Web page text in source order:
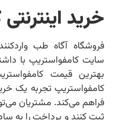
خرید اینترنتی
فروشگاه آگاه طب
سایت کامفواستریپ با داشتن
بهترین قیمت کامفواستریپ
کامفواستریپ تجربه یک خرید
فراهم می‌کند. مشتریان